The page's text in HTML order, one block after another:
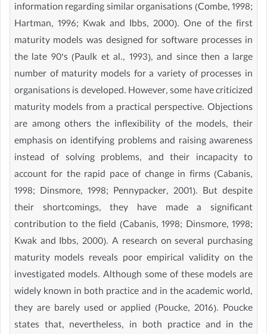
information regarding similar organisations (Combe, 1998;
Hartman, 1996; Kwak and Ibbs, 2000). One of the first
maturity models was designed for software processes in
the late 90’s (Paulk et al., 1993), and since then a large
number of maturity models for a variety of processes in
organisations is developed. However, some have criticized
maturity models from a practical perspective. Objections
are among others the inflexibility of the models, their
emphasis on identifying problems and raising awareness
instead of solving problems, and their incapacity to
account for the rapid pace of change in firms (Cabanis,
1998; Dinsmore, 1998; Pennypacker, 2001). But despite
their shortcomings, they have made a significant
contribution to the field (Cabanis, 1998; Dinsmore, 1998;
Kwak and Ibbs, 2000). A research on several purchasing
maturity models reveals poor empirical validity on the
investigated models. Although some of these models are
widely known in both practice and in the academic world,
they are barely used or applied (Poucke, 2016). Poucke
states that, nevertheless, in both practice and in the